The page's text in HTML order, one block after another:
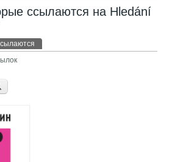
ссылаются на Hledání